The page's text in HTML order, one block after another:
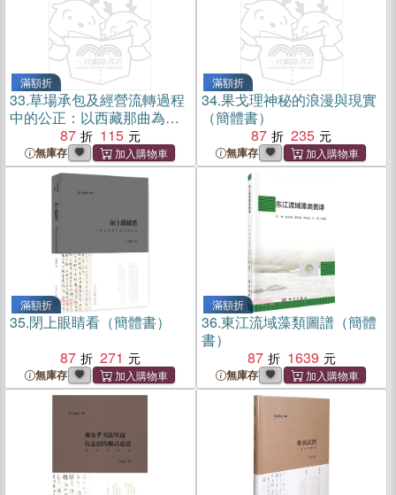
滿額折
33.草場承包及經營流轉過程
中的公正：以西藏那曲為例
（簡體書）
87 115
無庫存
滿額折
34.果戈理神秘的浪漫與現實
（簡體書）
87
235
無庫存
滿額折
35.閉上眼睛看（簡體書）
87
271
無庫存
滿額折
36.東江流域藻類圖譜（簡體
書）
87
1639
無庫存